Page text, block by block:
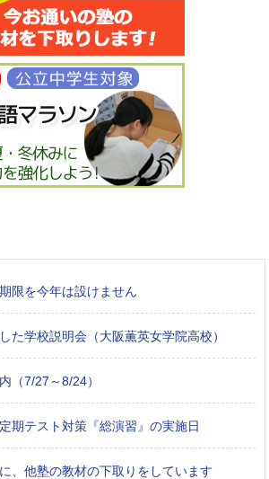
限を今年は設けません
た学校説明会（大阪薫英女学院高校）
（7/27～8/24）
期テスト対策『総演習』の実施日
、他塾の教材の下取りをしています